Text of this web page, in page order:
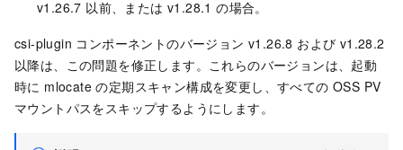
v1.26.7 以前、または v1.28.1 の場合。
csi-plugin コンポーネントのバージョン v1.26.8 および v1.28.2
以降は、この問題を修正します。これらのバージョンは、起動
時に mlocate の定期スキャン構成を変更し、すべての OSS PV
マウントパスをスキップするようにします。